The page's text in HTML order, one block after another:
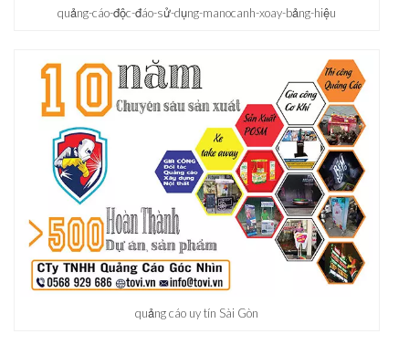
quảng-cáo-độc-đáo-sử-dụng-manocanh-xoay-bảng-hiệu
quảng cáo uy tín Sài Gòn